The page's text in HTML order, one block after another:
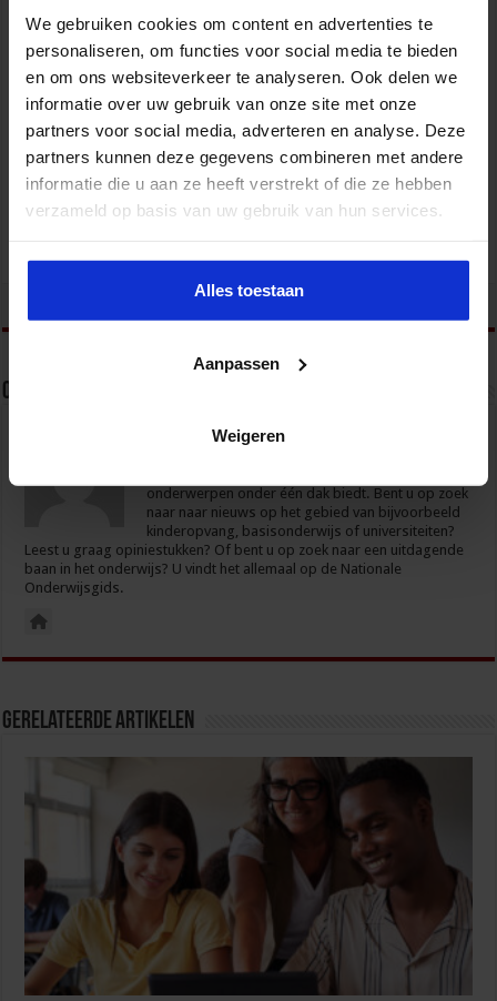
We gebruiken cookies om content en advertenties te
personaliseren, om functies voor social media te bieden
en om ons websiteverkeer te analyseren. Ook delen we
informatie over uw gebruik van onze site met onze
partners voor social media, adverteren en analyse. Deze
partners kunnen deze gegevens combineren met andere
informatie die u aan ze heeft verstrekt of die ze hebben
verzameld op basis van uw gebruik van hun services.
Alles toestaan
Aanpassen
Weigeren
Verkorte opleiding voor de Intern Begeleider
ONDERWIJS
tweet
Over Nationale Onderwijsgids
De Nationale Onderwijsgids is dé website voor
onderwerpen onder één dak biedt. Bent u op zoek
naar naar nieuws op het gebied van bijvoorbeeld
kinderopvang, basisonderwijs of universiteiten?
Leest u graag opiniestukken? Of bent u op zoek naar een uitdagende
baan in het onderwijs? U vindt het allemaal op de Nationale
Onderwijsgids.
Gerelateerde Artikelen